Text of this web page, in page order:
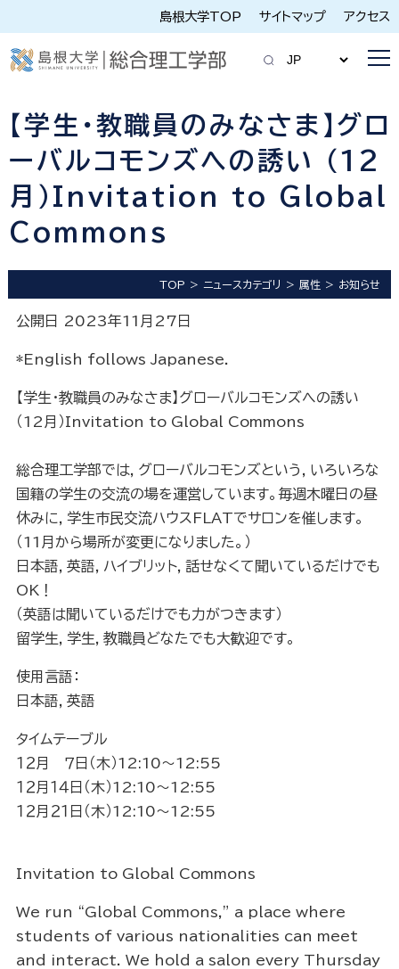
島根大学TOP サイトマップ アクセス
【学生・教職員のみなさま】グロ
ーバルコモンズへの誘い （12
月）Invitation to Global
Commons
TOP ニュースカテゴリ 属性 お知らせ
公開日 2023年11月27日
*English follows Japanese.
【学生・教職員のみなさま】グローバルコモンズへの誘い
（12月）Invitation to Global Commons
総合理工学部では，グローバルコモンズという，いろいろな
国籍の学生の交流の場を運営しています。毎週木曜日の昼
休みに，学生市民交流ハウスFLATでサロンを催します。
（11月から場所が変更になりました。）
日本語，英語，ハイブリット，話せなくて聞いているだけでも
OK！
（英語は聞いているだけでも力がつきます）
留学生，学生，教職員どなたでも大歓迎です。
使用言語：
日本語，英語
タイムテーブル
１２月 ７日（木）12:10～12:55
１２月１４日（木）12:10～12:55
１２月２１日（木）12:10～12:55
Invitation to Global Commons
We run “Global Commons,” a place where
students of various nationalities can meet
and interact. We hold a salon every Thursday